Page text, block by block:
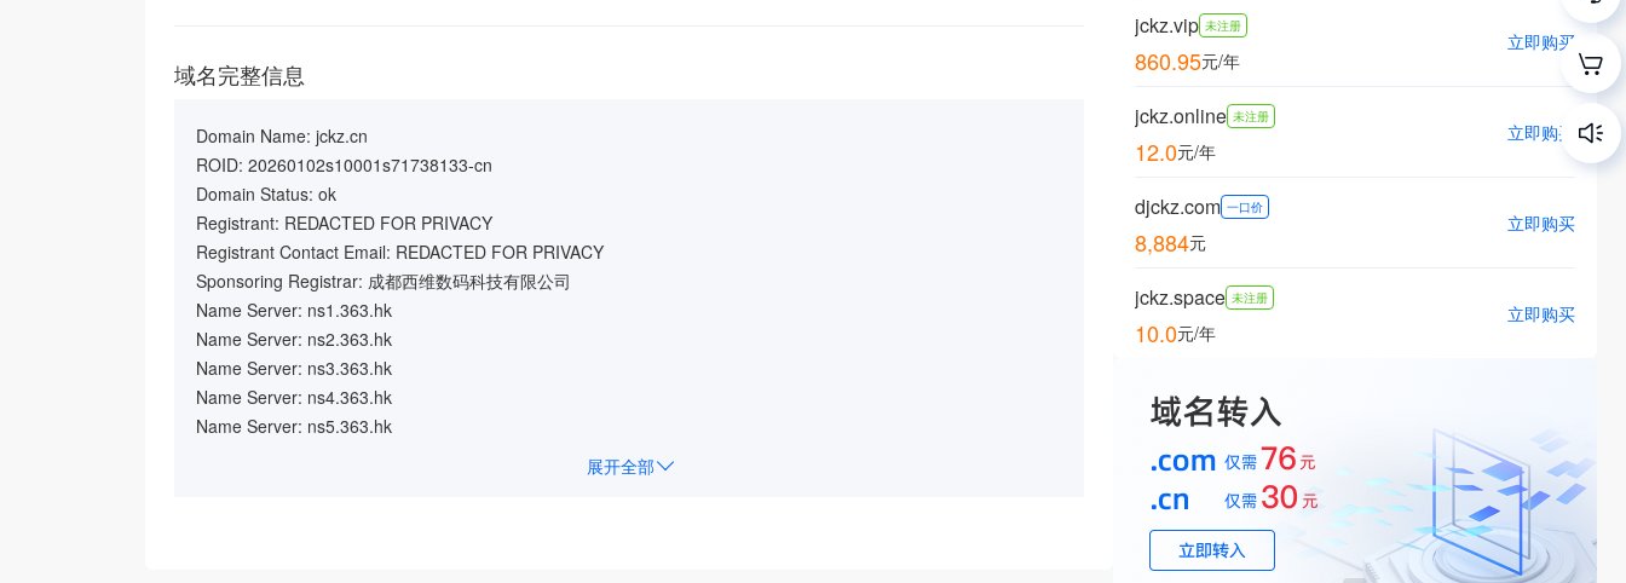
域名完整信息
Domain Name: jckz.cn
ROID: 20260102s10001s71738133-cn
Domain Status: ok
Registrant: REDACTED FOR PRIVACY
Registrant Contact Email: REDACTED FOR PRIVACY
Sponsoring Registrar: 成都西维数码科技有限公司
Name Server: ns1.363.hk
Name Server: ns2.363.hk
Name Server: ns3.363.hk
Name Server: ns4.363.hk
Name Server: ns5.363.hk
展开全部
jckz.vip 未注册
860.95元/年
立即购买
jckz.online 未注册
12.0元/年
立即购买
djckz.com 一口价
8,884元
立即购买
jckz.space 未注册
10.0元/年
立即购买